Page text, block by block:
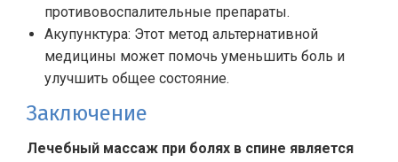
противовоспалительные препараты.
Акупунктура: Этот метод альтернативной
медицины может помочь уменьшить боль и
улучшить общее состояние.
Заключение
Лечебный массаж при болях в спине является